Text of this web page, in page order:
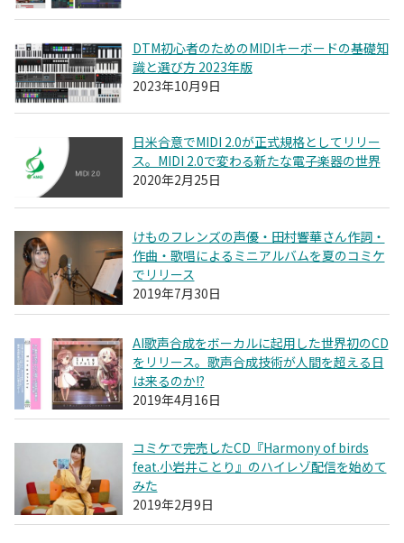
DTM初心者のためのMIDIキーボードの基礎知
識と選び方 2023年版
2023年10月9日
日米合意でMIDI 2.0が正式規格としてリリー
ス。MIDI 2.0で変わる新たな電子楽器の世界
2020年2月25日
けものフレンズの声優・田村響華さん作詞・
作曲・歌唱によるミニアルバムを夏のコミケ
でリリース
2019年7月30日
AI歌声合成をボーカルに起用した世界初のCD
をリリース。歌声合成技術が人間を超える日
は来るのか!?
2019年4月16日
コミケで完売したCD『Harmony of birds
feat.小岩井ことり』のハイレゾ配信を始めて
みた
2019年2月9日